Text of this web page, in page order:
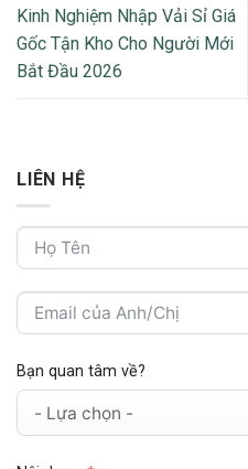
Kinh Nghiệm Nhập Vải Sỉ Giá
Gốc Tận Kho Cho Người Mới
Bắt Đầu 2026
LIÊN HỆ
Bạn quan tâm về?